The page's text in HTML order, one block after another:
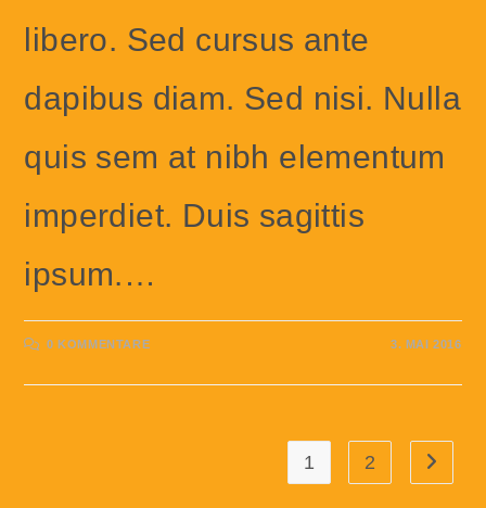
libero. Sed cursus ante
dapibus diam. Sed nisi. Nulla
quis sem at nibh elementum
imperdiet. Duis sagittis
ipsum.…
0 KOMMENTARE 3. MAI 2016
1 2 Gehe